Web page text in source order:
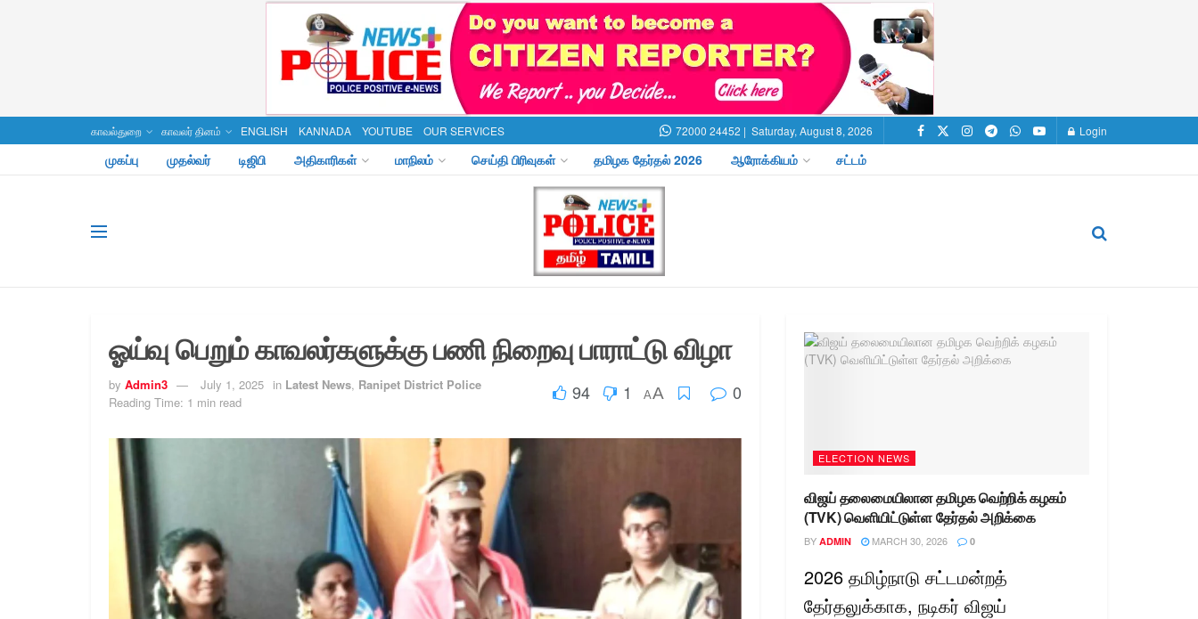
காவல்துறை காவலர் தினம் ENGLISH KANNADA YOUTUBE OUR SERVICES 72000 24452 | Saturday, August 8, 2026 Login
முகப்பு முதல்வர் டிஜிபி அதிகாரிகள் மாநிலம் செய்தி பிரிவுகள் தமிழக தேர்தல் 2026 ஆரோக்கியம் சட்டம்
ஓய்வு பெறும் காவலர்களுக்கு பணி நிறைவு பாராட்டு விழா
by Admin3 July 1, 2025 in Latest News, Ranipet District Police
Reading Time: 1 min read
94 1 AA 0
ELECTION NEWS
விஜய் தலைமையிலான தமிழக வெற்றிக் கழகம்
(TVK) வெளியிட்டுள்ள தேர்தல் அறிக்கை
BY ADMIN MARCH 30, 2026 0
2026 தமிழ்நாடு சட்டமன்றத்
தேர்தலுக்காக, நடிகர் விஜய்